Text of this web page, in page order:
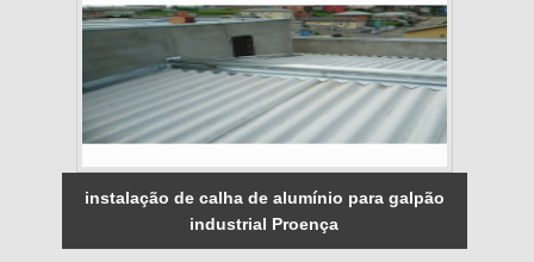
instalação de calha de alumínio para galpão
industrial Proença